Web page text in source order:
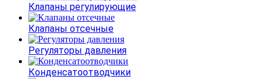
Клапаны регулирующие
Клапаны отсечные
Регуляторы давления
Конденсатоотводчики